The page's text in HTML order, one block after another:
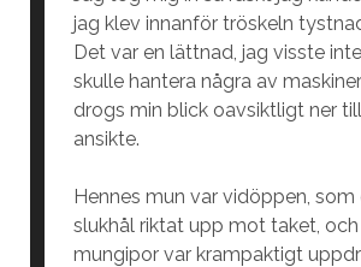
jag klev innanför tröskeln
Det var en lättnad, jag visste
skulle hantera några av
drogs min blick oavsiktligt ner
ansikte.
Hennes mun var vidöppen,
slukhål riktat upp mot taket, och
mungipor var krampaktigt